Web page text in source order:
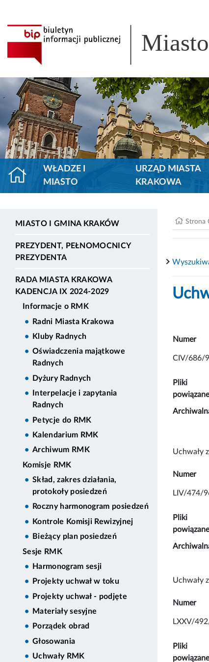
WŁADZE I
MIASTO
URZĄD MIASTA
KRAKOWA
MIASTO I GMINA KRAKÓW
PREZYDENT, PEŁNOMOCNICY
PREZYDENTA
RADA MIASTA KRAKOWA
KADENCJA IX 2024-2029
Informacje o RMK
Radni Miasta Krakowa
Kluby Radnych
Oświadczenia majątkowe
Radnych
Dyżury Radnych
Interpelacje i zapytania
Radnych
Petycje do RMK
Kalendarium RMK
Archiwum RMK
Komisje RMK
Skład, zakres działania,
protokoły posiedzeń
Roczny harmonogram posiedzeń
Kontrole Komisji Rewizyjnej
Bieżący plan posiedzeń
Sesje RMK
Harmonogram sesji
Projekty uchwał w toku
Projekty uchwał - podjęte
Materiały sesyjne
Porządek obrad
Głosowania
Uchwały RMK
Strona
Numer
CIV/686/
Pliki
Uchwały
Numer
LIV/474/
Pliki
Uchwały
Numer
LXXV/
Pliki